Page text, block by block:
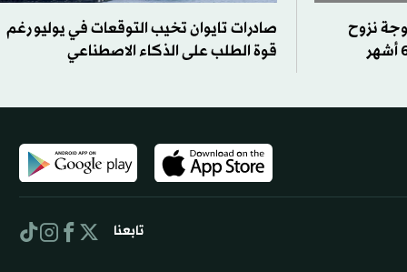
نزوح
صادرات تايوان تخيب التوقعات في يوليو رغم
قوة الطلب على الذكاء الاصطناعي
تابعنا